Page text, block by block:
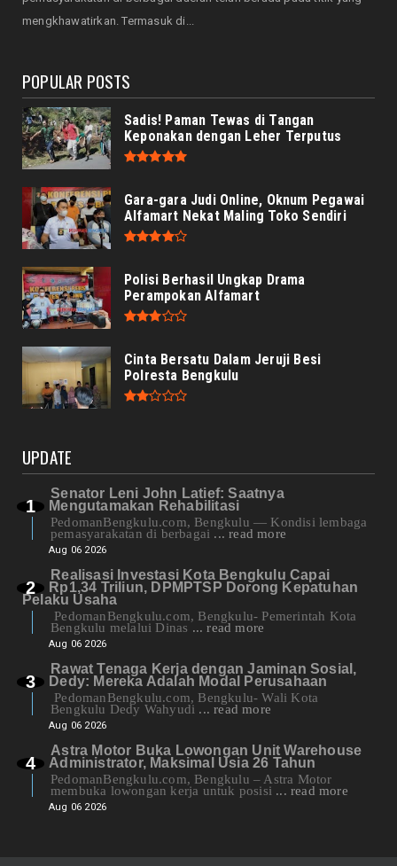
Menjadi Tuan Rumah Sidang Tahunan MPR RI
dan Sidang Bersama...
mengkhawatirkan. Termasuk di...
POPULAR POSTS
Sadis! Paman Tewas di Tangan
Keponakan dengan Leher Terputus
Gara-gara Judi Online, Oknum Pegawai
Alfamart Nekat Maling Toko Sendiri
Polisi Berhasil Ungkap Drama
Perampokan Alfamart
Cinta Bersatu Dalam Jeruji Besi
Polresta Bengkulu
UPDATE
Senator Leni John Latief: Saatnya
Mengutamakan Rehabilitasi
PedomanBengkulu.com, Bengkulu — Kondisi lembaga
pemasyarakatan di berbagai ... read more
Aug 06 2026
Realisasi Investasi Kota Bengkulu Capai
Rp1,34 Triliun, DPMPTSP Dorong Kepatuhan
Pelaku Usaha
PedomanBengkulu.com, Bengkulu- Pemerintah Kota
Bengkulu melalui Dinas ... read more
Aug 06 2026
Rawat Tenaga Kerja dengan Jaminan Sosial,
Dedy: Mereka Adalah Modal Perusahaan
PedomanBengkulu.com, Bengkulu- Wali Kota
Bengkulu Dedy Wahyudi ... read more
Aug 06 2026
Astra Motor Buka Lowongan Unit Warehouse
Administrator, Maksimal Usia 26 Tahun
PedomanBengkulu.com, Bengkulu – Astra Motor
membuka lowongan kerja untuk posisi ... read more
Aug 06 2026